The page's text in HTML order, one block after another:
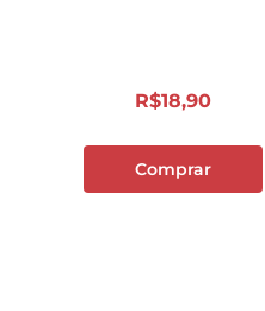
R$18,90
Comprar